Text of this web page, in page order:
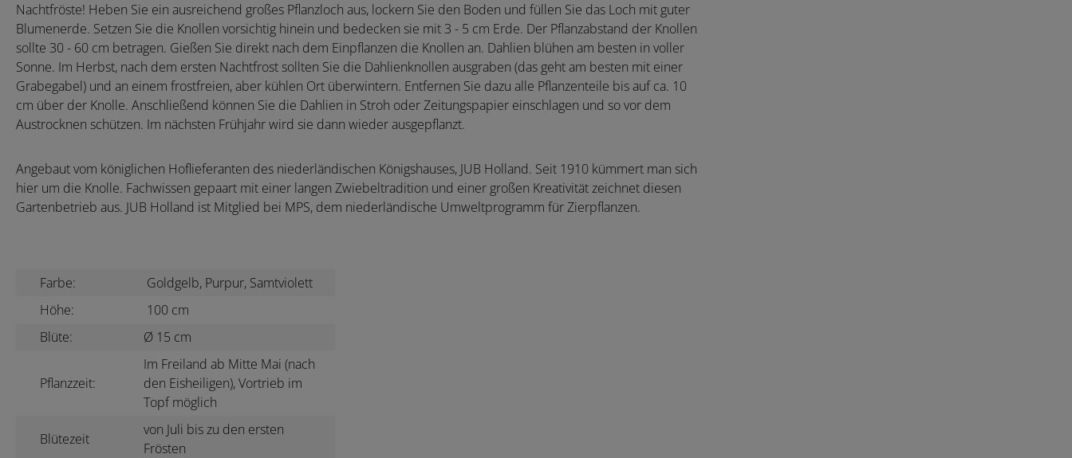
Nachtfröste! Heben Sie ein ausreichend großes Pflanzloch aus, lockern Sie den Boden und füllen Sie das Loch mit guter
Blumenerde. Setzen Sie die Knollen vorsichtig hinein und bedecken sie mit 3 - 5 cm Erde. Der Pflanzabstand der Knollen
sollte 30 - 60 cm betragen. Gießen Sie direkt nach dem Einpflanzen die Knollen an. Dahlien blühen am besten in voller
Sonne. Im Herbst, nach dem ersten Nachtfrost sollten Sie die Dahlienknollen ausgraben (das geht am besten mit einer
Grabegabel) und an einem frostfreien, aber kühlen Ort überwintern. Entfernen Sie dazu alle Pflanzenteile bis auf ca. 10
cm über der Knolle. Anschließend können Sie die Dahlien in Stroh oder Zeitungspapier einschlagen und so vor dem
Austrocknen schützen. Im nächsten Frühjahr wird sie dann wieder ausgepflanzt.
Angebaut vom königlichen Hoflieferanten des niederländischen Königshauses, JUB Holland. Seit 1910 kümmert man sich
hier um die Knolle. Fachwissen gepaart mit einer langen Zwiebeltradition und einer großen Kreativität zeichnet diesen
Gartenbetrieb aus. JUB Holland ist Mitglied bei MPS, dem niederländische Umweltprogramm für Zierpflanzen.
Farbe:
Goldgelb, Purpur, Samtviolett
Höhe:
100 cm
Blüte:
Ø 15 cm
Pflanzzeit:
Im Freiland ab Mitte Mai (nach
den Eisheiligen), Vortrieb im
Topf möglich
Blütezeit
von Juli bis zu den ersten
Frösten